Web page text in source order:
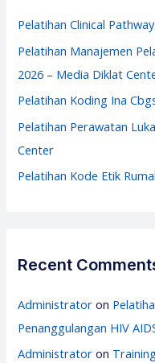
f
o
r
Pelatihan Clinical
Pelatihan Manajemen
2026 – Media Diklat
Pelatihan Koding Ina
Pelatihan Perawatan
Center
Pelatihan Kode Etik
Recent
Administrator on
Penanggulangan HIV
Administrator on